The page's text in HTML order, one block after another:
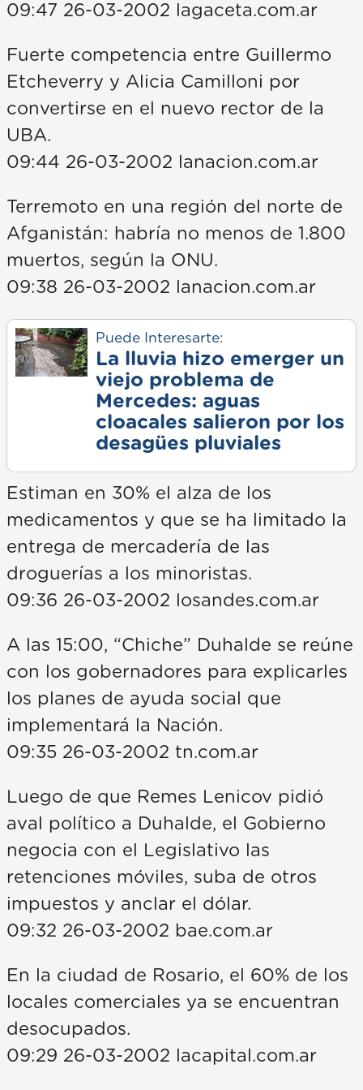
09:47 26-03-2002 lagaceta.com.ar
Fuerte competencia entre Guillermo
Etcheverry y Alicia Camilloni por
convertirse en el nuevo rector de la
UBA.
09:44 26-03-2002 lanacion.com.ar
Terremoto en una región del norte de
Afganistán: habría no menos de 1.800
muertos, según la ONU.
09:38 26-03-2002 lanacion.com.ar
Puede Interesarte:
La lluvia hizo emerger un
viejo problema de
Mercedes: aguas
cloacales salieron por los
desagües pluviales
Estiman en 30% el alza de los
medicamentos y que se ha limitado la
entrega de mercadería de las
droguerías a los minoristas.
09:36 26-03-2002 losandes.com.ar
A las 15:00, “Chiche” Duhalde se reúne
con los gobernadores para explicarles
los planes de ayuda social que
implementará la Nación.
09:35 26-03-2002 tn.com.ar
Luego de que Remes Lenicov pidió
aval político a Duhalde, el Gobierno
negocia con el Legislativo las
retenciones móviles, suba de otros
impuestos y anclar el dólar.
09:32 26-03-2002 bae.com.ar
En la ciudad de Rosario, el 60% de los
locales comerciales ya se encuentran
desocupados.
09:29 26-03-2002 lacapital.com.ar